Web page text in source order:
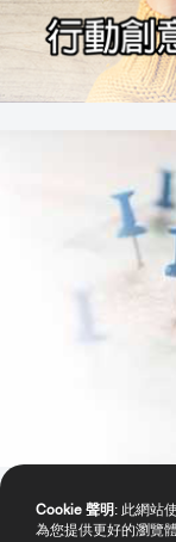
Cookie 聲明 : 此網站
為您提供更好的瀏覽